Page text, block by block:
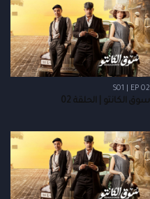
S01 | EP 02
سوق الكانتو | الحلقة 02